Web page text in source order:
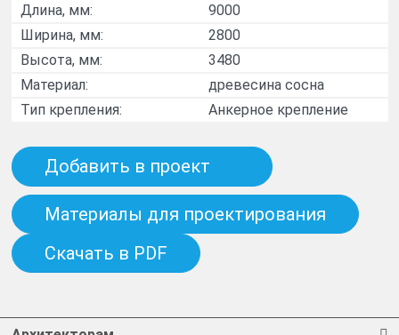
Длина, мм:
9000
Ширина, мм:
2800
Высота, мм:
3480
Материал:
древесина сосна
Тип крепления:
Анкерное крепление
Добавить в проект
Материалы для проектирования
Скачать в PDF